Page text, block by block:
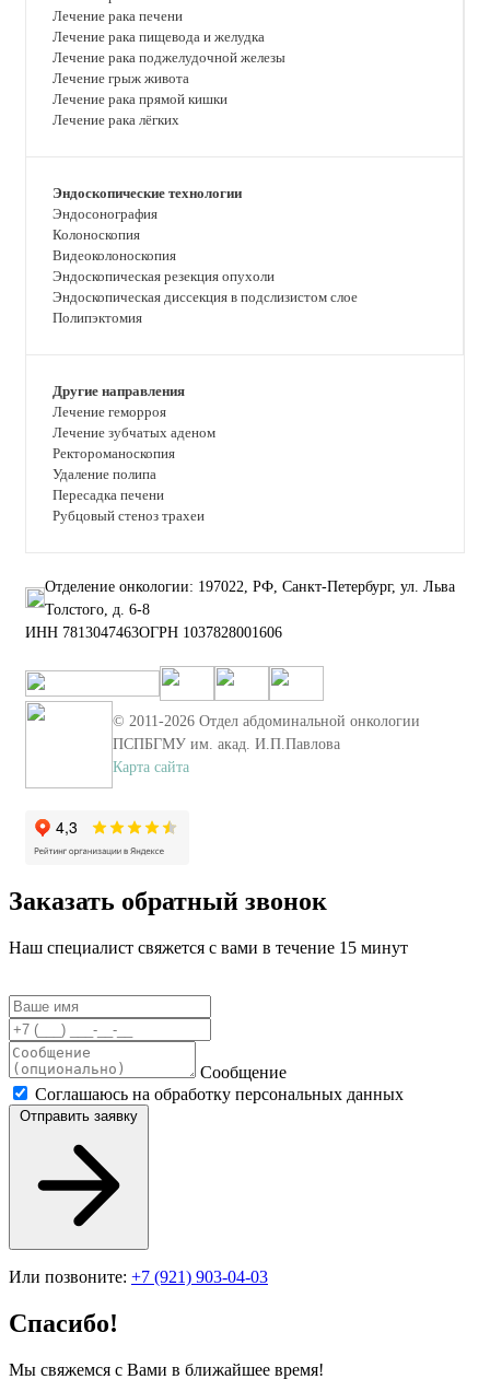
Лечение рака печени
Лечение рака пищевода и желудка
Лечение рака поджелудочной железы
Лечение грыж живота
Лечение рака прямой кишки
Лечение рака лёгких
Эндоскопические технологии
Эндосонография
Колоноскопия
Видеоколоноскопия
Эндоскопическая резекция опухоли
Эндоскопическая диссекция в подслизистом слое
Полипэктомия
Другие направления
Лечение геморроя
Лечение зубчатых аденом
Ректороманоскопия
Удаление полипа
Пересадка печени
Рубцовый стеноз трахеи
Отделение онкологии: 197022, РФ, Санкт-Петербург, ул. Льва
Толстого, д. 6-8
ИНН 7813047463ОГРН 1037828001606
© 2011-2026 Отдел абдоминальной онкологии
ПСПБГМУ им. акад. И.П.Павлова
Карта сайта
Заказать обратный звонок
Наш специалист свяжется с вами в течение 15 минут
Сообщение
Соглашаюсь на обработку персональных данных
Отправить заявку
Или позвоните: +7 (921) 903-04-03
Спасибо!
Мы свяжемся с Вами в ближайшее время!